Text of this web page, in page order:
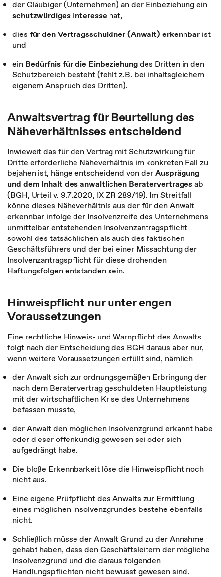
der Gläubiger (Unternehmen) an der Einbeziehung ein
schutzwürdiges Interesse hat,
dies für den Vertragsschuldner (Anwalt) erkennbar ist
und
ein Bedürfnis für die Einbeziehungdes Dritten in den
Schutzbereich besteht (fehlt z.B. bei inhaltsgleichem
eigenem Anspruch des Dritten).
Anwaltsvertrag für Beurteilung des
Näheverhältnisses entscheidend
Inwieweit das für den Vertrag mit Schutzwirkung für
Dritte erforderliche Näheverhältnis im konkreten Fall zu
bejahen ist, hänge entscheidend von derAusprägung
und dem Inhalt des anwaltlichen Beratervertragesab
(BGH, Urteil v. 9.7.2020, IX ZR 289/19). Im Streitfall
könne dieses Näheverhältnis aus der für den Anwalt
erkennbar infolge der Insolvenzreife des Unternehmens
unmittelbar entstehenden Insolvenzantragspflicht
sowohl des tatsächlichen als auch des faktischen
Geschäftsführers und der bei einer Missachtung der
Insolvenzantragspflicht für diese drohenden
Haftungsfolgen entstanden sein.
Hinweispflicht nur unter engen
Voraussetzungen
Eine rechtliche Hinweis- und Warnpflicht des Anwalts
folgt nach der Entscheidung des BGH daraus aber nur,
wenn weitere Voraussetzungen erfüllt sind, nämlich
der Anwalt sich zur ordnungsgemäßen Erbringung der
nach dem Beratervertrag geschuldeten Hauptleistung
mit der wirtschaftlichen Krise des Unternehmens
befassen musste,
der Anwalt den möglichen Insolvenzgrund erkannt habe
oder dieser offenkundig gewesen sei oder sich
aufgedrängt habe.
Die bloße Erkennbarkeit löse die Hinweispflicht noch
nicht aus.
Eine eigene Prüfpflicht des Anwalts zur Ermittlung
eines möglichen Insolvenzgrundes bestehe ebenfalls
nicht.
Schließlich müsse der Anwalt Grund zu der Annahme
gehabt haben, dass den Geschäftsleitern der mögliche
Insolvenzgrund und die daraus folgenden
Handlungspflichten nicht bewusst gewesen sind.